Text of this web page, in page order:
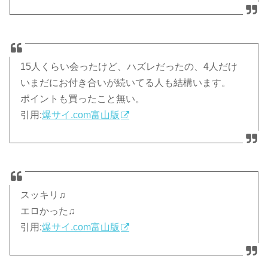
15人くらい会ったけど、ハズレだったの、4人だけ
いまだにお付き合いが続いてる人も結構います。
ポイントも買ったこと無い。
引用:爆サイ.com富山版
スッキリ♫
エロかった♫
引用:爆サイ.com富山版